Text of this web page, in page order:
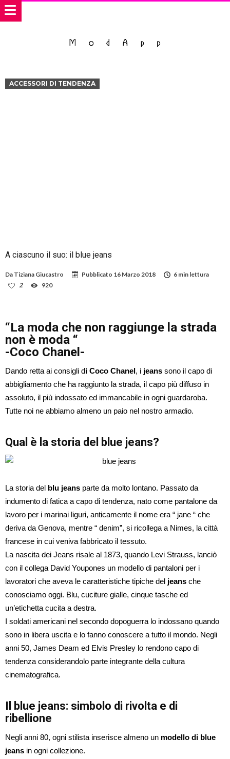
ACCESSORI DI TENDENZA
A ciascuno il suo: il blue jeans
Da Tiziana Giucastro Pubblicato 16 Marzo 2018
6 min lettura
2
920
“La moda che non raggiunge la strada
non è moda “
-Coco Chanel-
Dando retta ai consigli di Coco Chanel, i jeans sono il capo di
abbigliamento che ha raggiunto la strada, il capo più diffuso in
assoluto, il più indossato ed immancabile in ogni guardaroba.
Tutte noi ne abbiamo almeno un paio nel nostro armadio.
Qual è la storia del blue jeans?
La storia del blu jeans parte da molto lontano. Passato da
indumento di fatica a capo di tendenza, nato come pantalone da
lavoro per i marinai liguri, anticamente il nome era “ jane “ che
deriva da Genova, mentre “ denim”, si ricollega a Nimes, la città
francese in cui veniva fabbricato il tessuto.
La nascita dei Jeans risale al 1873, quando Levi Strauss, lanciò
con il collega David Youpones un modello di pantaloni per i
lavoratori che aveva le caratteristiche tipiche del jeans che
conosciamo oggi. Blu, cuciture gialle, cinque tasche ed
un’etichetta cucita a destra.
I soldati americani nel secondo dopoguerra lo indossano quando
sono in libera uscita e lo fanno conoscere a tutto il mondo. Negli
anni 50, James Deam ed Elvis Presley lo rendono capo di
tendenza considerandolo parte integrante della cultura
cinematografica.
Il blue jeans: simbolo di rivolta e di
ribellione
Negli anni 80, ogni stilista inserisce almeno un modello di blue
jeans in ogni collezione.